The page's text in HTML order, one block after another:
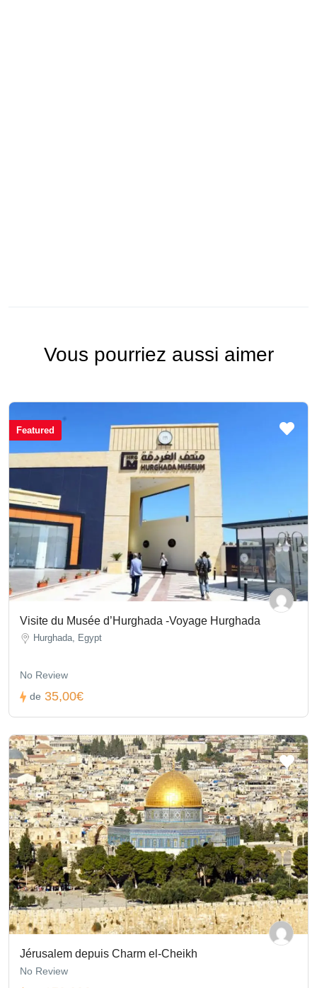
Vous pourriez aussi aimer
Featured
Visite du Musée d’Hurghada -Voyage Hurghada
Hurghada, Egypt
No Review
de 35,00€
Jérusalem depuis Charm el-Cheikh
No Review